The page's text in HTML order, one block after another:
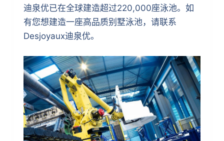
迪泉优已在全球建造超过220,000座泳池。如
有您想建造一座高品质别墅泳池，请联系
Desjoyaux迪泉优。